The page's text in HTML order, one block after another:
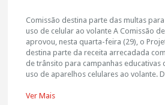
Comissão destina parte das multas
uso de celular ao volante A Comissão
aprovou, nesta quarta-feira (29), o
destina parte da receita arrecadada
de trânsito para campanhas educativas
uso de aparelhos celulares ao volante.
Ver Mais